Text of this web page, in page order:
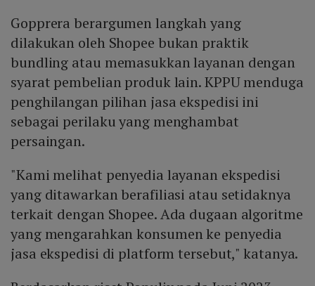
Gopprera berargumen langkah yang
dilakukan oleh Shopee bukan praktik
bundling atau memasukkan layanan dengan
syarat pembelian produk lain. KPPU menduga
penghilangan pilihan jasa ekspedisi ini
sebagai perilaku yang menghambat
persaingan.
"Kami melihat penyedia layanan ekspedisi
yang ditawarkan berafiliasi atau setidaknya
terkait dengan Shopee. Ada dugaan algoritme
yang mengarahkan konsumen ke penyedia
jasa ekspedisi di platform tersebut," katanya.